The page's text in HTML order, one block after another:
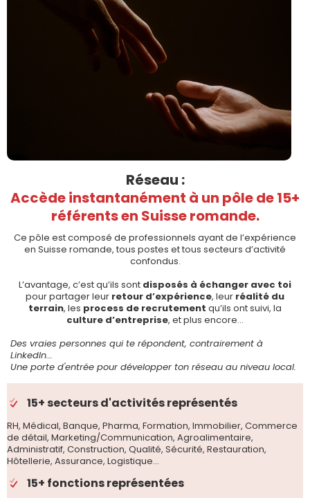
Réseau :
Accède instantanément à un pôle de 15+
référents en Suisse romande.
Ce pôle est composé de professionnels ayant de l’expérience
en Suisse romande, tous postes et tous secteurs d’activité
confondus.
L’avantage, c’est qu’ils sont disposés à échanger avec toi
pour partager leur retour d’expérience, leur réalité du
terrain, les process de recrutement qu’ils ont suivi, la
culture d’entreprise, et plus encore…
Des vraies personnes qui te répondent, contrairement à
LinkedIn...
Une porte d'entrée pour développer ton réseau au niveau local.
15+ secteurs d'activités représentés
RH, Médical, Banque, Pharma, Formation, Immobilier, Commerce
de détail, Marketing/Communication, Agroalimentaire,
Administratif, Construction, Qualité, Sécurité, Restauration,
Hôtellerie, Assurance, Logistique...
15+ fonctions représentées